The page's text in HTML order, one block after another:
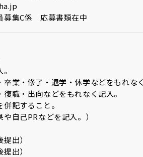
募集C係 応募書類在中
業・修了・退学・休学などをもれなく
職・出向などをもれなく記入。
記すること。
自己PRなどを記入。）
出）
出）